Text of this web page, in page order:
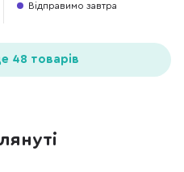
Відправимо завтра
48 товарів